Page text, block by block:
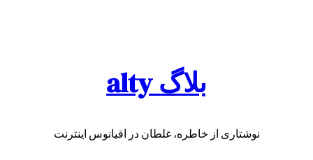
بلاگ alty
نوشتاری از خاطره، غلطان در اقیانوس اینترنت